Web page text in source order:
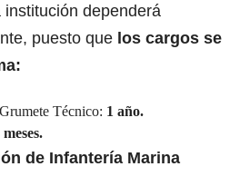
dependerá
puesto que los cargos se
Técnico: 1 año.
meses.
de Infantería Marina